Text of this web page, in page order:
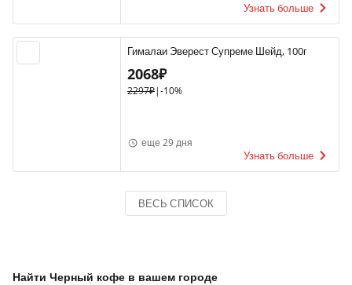
Узнать больше
Гималаи Эверест Супреме Шейд, 100г
2068₽
2297₽|-10%
еще 29 дня
Узнать больше
ВЕСЬ СПИСОК
Найти Черный кофе в вашем городе